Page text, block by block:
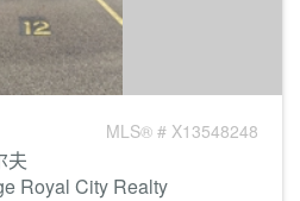
MLS® # X13548248
夫
Royal City Realty